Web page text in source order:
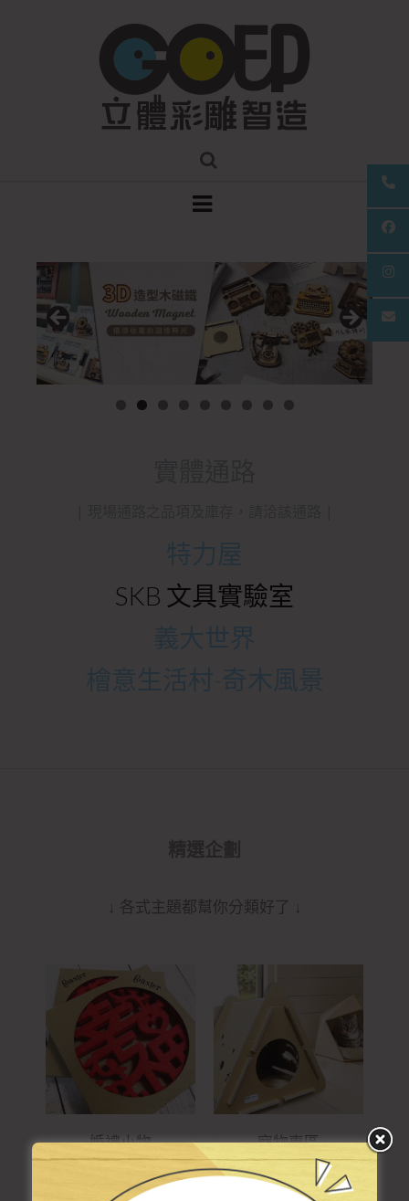
SKB 文具實驗室
↓ 各式主題都幫你分類好了 ↓
婚禮小物 寵物專區